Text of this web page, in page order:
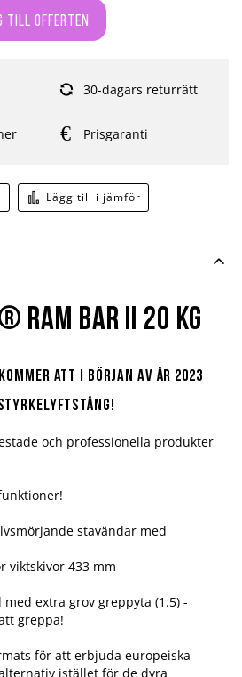
till offerten
Lägg till i jämför
30-dagars returrätt
Prisgaranti
Ram Bar II 20 kg
kommer att i början av år 2023
styrkelyftstång!
och professionella produkter
stavändar med
viktskivor 433 mm
extra grov greppyta (1.5) -
greppa!
för att erbjuda europeiska
istället för de dyra